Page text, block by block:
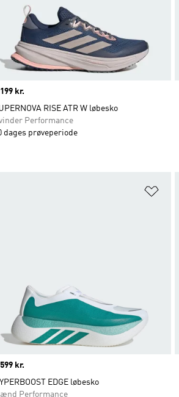
kr.
RISE ATR W løbesko
Performance
dages prøveperiode
kr.
EDGE løbesko
Performance